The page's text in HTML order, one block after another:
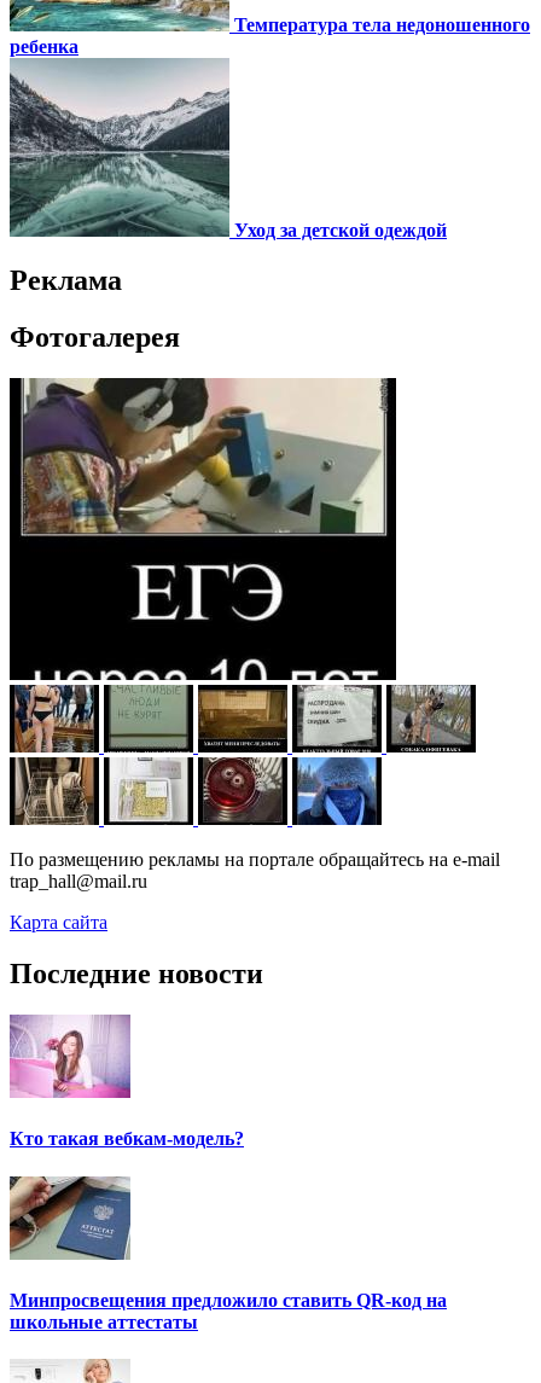
Температура тела недоношенного
ребенка
Уход за детской одеждой
Реклама
Фотогалерея
По размещению рекламы на портале обращайтесь на e-mail
trap_hall@mail.ru
Карта сайта
Последние новости
Кто такая вебкам-модель?
Минпросвещения предложило ставить QR-код на
школьные аттестаты